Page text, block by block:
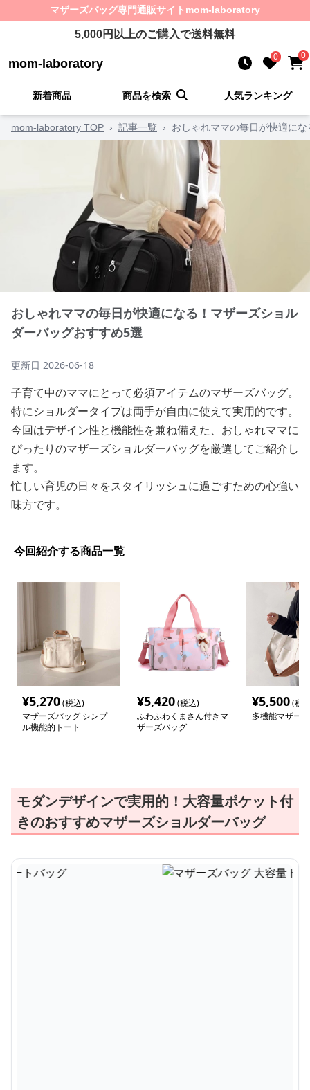
マザーズバッグ専門通販サイト mom-laboratory
5,000円以上のご購入で送料無料
mom-laboratory 0 0
新着商品 商品を検索 人気ランキング
mom-laboratory TOP › 記事一覧 › おしゃれママの毎日が快適に
おしゃれママの毎日が快適になる！マザーズショル
ダーバッグおすすめ5選
更新日 2026-06-18
子育て中のママにとって必須アイテムのマザーズバッグ。
特にショルダータイプは両手が自由に使えて実用的です。
今回はデザイン性と機能性を兼ね備えた、おしゃれママに
ぴったりのマザーズショルダーバッグを厳選してご紹介し
ます。
忙しい育児の日々をスタイリッシュに過ごすための心強い
味方です。
今回紹介する商品一覧
¥5,270(税込)
マザーズバッグ シンプ
ル機能的トート
¥5,420(税込)
ふわふわくまさん付きマ
ザーズバッグ
¥5,500(税
多機能マザー
モダンデザインで実用的！大容量ポケット付
きのおすすめマザーズショルダーバッグ